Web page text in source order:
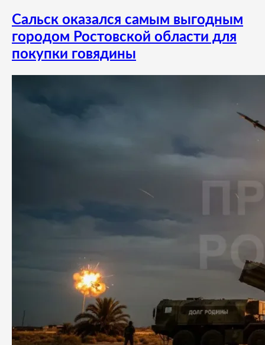
Сальск оказался самым выгодным
городом Ростовской области для
покупки говядины